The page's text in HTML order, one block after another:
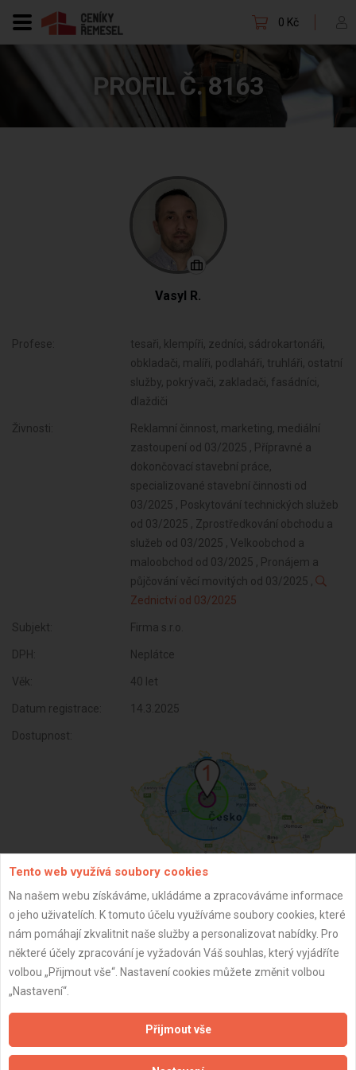
0 Kč
PROFIL Č. 8163
Vasyl R.
Profese:
tesaři, klempíři, zedníci, sádrokartonáři,
obkladači, malíři, podlaháři, truhláři, ostatní
služby, pokrývači, zakladači, fasádníci,
dlaždiči
Živnosti:
Reklamní činnost, marketing, mediální
zastoupení od 03/2025 , Přípravné a
dokončovací stavební práce,
specializované stavební činnosti od
03/2025 , Poskytování technických služeb
od 03/2025 , Zprostředkování obchodu a
služeb od 03/2025 , Velkoobchod a
maloobchod od 03/2025 , Pronájem a
půjčování věcí movitých od 03/2025 ,
Zednictví od 03/2025
Subjekt: Firma s.r.o.
DPH: Neplátce
Věk: 40 let
Datum registrace: 14.3.2025
Dostupnost:
ZPĚT
Aktualizováno z portálu ARES dne 14.03.2025 12:14:14
Tento web využívá soubory cookies
Na našem webu získáváme, ukládáme a zpracováváme informace
o jeho uživatelích. K tomuto účelu využíváme soubory cookies, které
nám pomáhají zkvalitnit naše služby a personalizovat nabídky. Pro
některé účely zpracování je vyžadován Váš souhlas, který vyjádříte
volbou „Přijmout vše“. Nastavení cookies můžete změnit volbou
„Nastavení“.
Přijmout vše